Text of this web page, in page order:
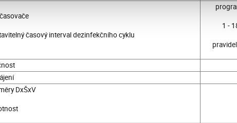
časový interval dezinfekčního cyklu
1 -
DxŠxV